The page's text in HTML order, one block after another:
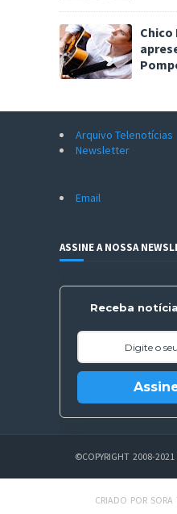
Chico
Arquivo Telenotícias
Newsletter
Email
ASSINE A NOSSA
Receba
©COPYRIGHT 2008-
CRIADO POR SORA